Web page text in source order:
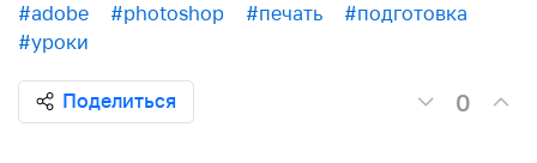
#adobe #photoshop #печать
#подготовка
#уроки
Поделиться 0